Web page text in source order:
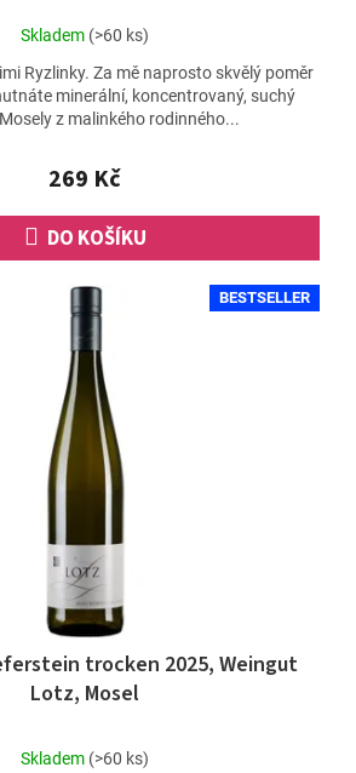
Průměrné
produktu
je
4,7
5
hvězdiček.
Skladem (>60 ks)
269 Kč
DO KOŠÍKU
Ryzlinky. Za mě naprosto skvělý poměr
minerální, koncentrovaný, suchý
z malinkého rodinného...
BESTSELLER
trocken 2025, Weingut
Lotz, Mosel
Průměrné
Skladem (>60 ks)